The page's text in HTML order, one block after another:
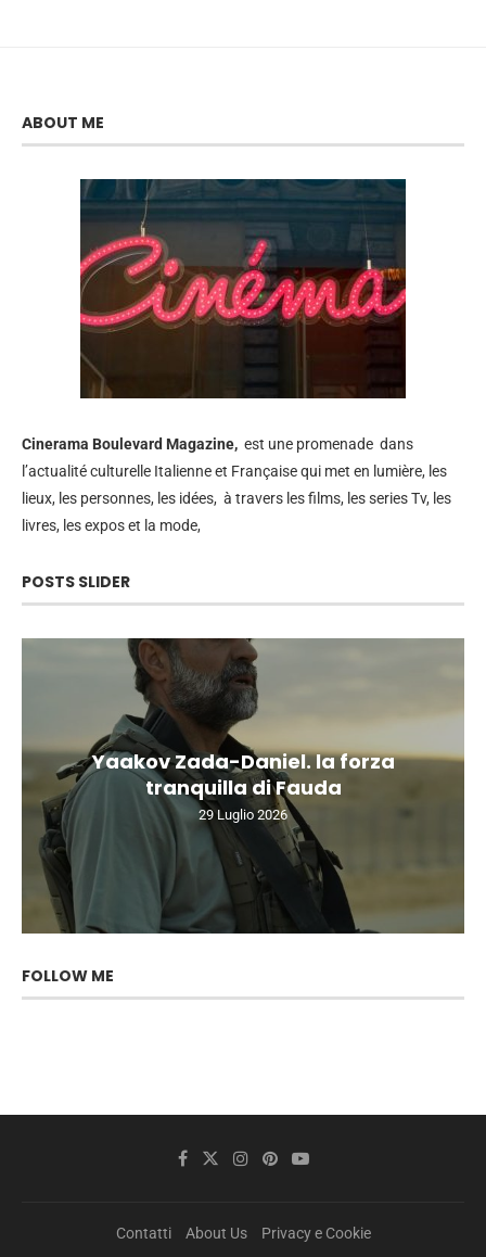
ABOUT ME
Cinerama Boulevard Magazine, est une promenade dans
l’actualité culturelle Italienne et Française qui met en lumière, les
lieux, les personnes, les idées, à travers les films, les series Tv, les
livres, les expos et la mode,
POSTS SLIDER
Yaakov Zada-Daniel. la forza
tranquilla di Fauda
29 Luglio 2026
FOLLOW ME
Contatti About Us Privacy e Cookie